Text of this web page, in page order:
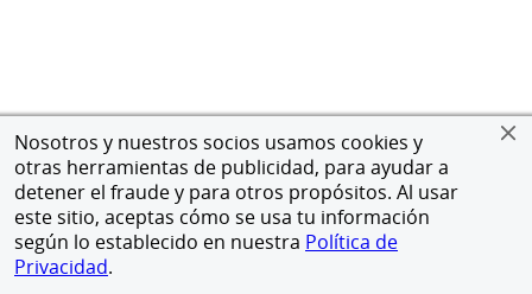
Nosotros y nuestros socios usamos cookies y
otras herramientas de publicidad, para ayudar a
detener el fraude y para otros propósitos. Al usar
este sitio, aceptas cómo se usa tu información
según lo establecido en nuestra Política de
Privacidad.